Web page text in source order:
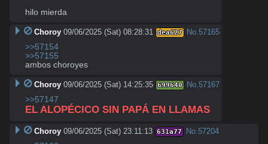
hilo mierda
Choroy 09/06/2025 (Sat) 08:28:31 dea627 No.57165
>>57154
>>57155
ambos choroyes
Choroy 09/06/2025 (Sat) 14:25:35 699640 No.57167
>>57147
EL ALOPÉCICO SIN PAPÁ EN LLAMAS
Choroy 09/06/2025 (Sat) 23:11:13 631a77 No.57204